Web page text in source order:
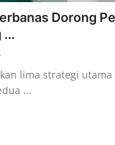
Dorong
...
lima strategi
...